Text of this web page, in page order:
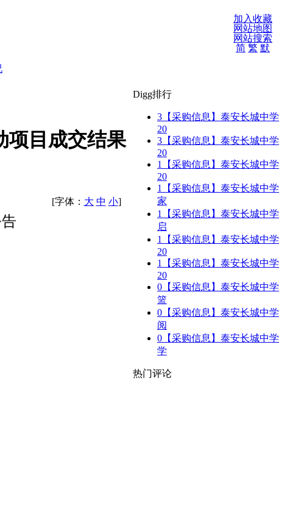
加入收藏
网站地图
网站搜索
简 繁 默
项目成交结果
[字体： 大 中 小]
Digg排行
3 【采购信息】泰安长城中学
20
3 【采购信息】泰安长城中学
20
1
【采购信息】泰安长城中学
20
1
【采购信息】泰安长城中学
家
1
【采购信息】泰安长城中学
启
1
【采购信息】泰安长城中学
20
1
【采购信息】泰安长城中学
20
0 【采购信息】泰安长城中学
篮
0 【采购信息】泰安长城中学
阅
0 【采购信息】泰安长城中学
学
热门评论